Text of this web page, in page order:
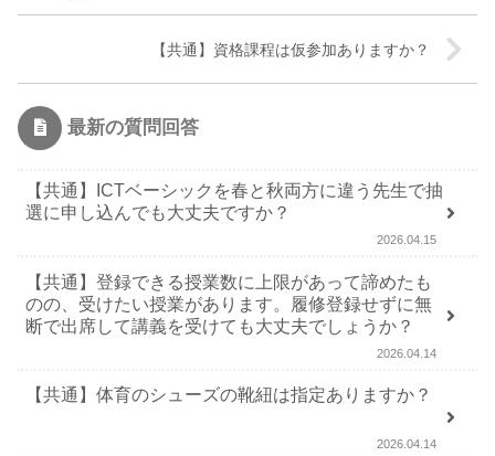
【共通】資格課程は仮参加ありますか？
最新の質問回答
【共通】ICTベーシックを春と秋両方に違う先生で抽
選に申し込んでも大丈夫ですか？
2026.04.15
【共通】登録できる授業数に上限があって諦めたも
のの、受けたい授業があります。履修登録せずに無
断で出席して講義を受けても大丈夫でしょうか？
2026.04.14
【共通】体育のシューズの靴紐は指定ありますか？
2026.04.14